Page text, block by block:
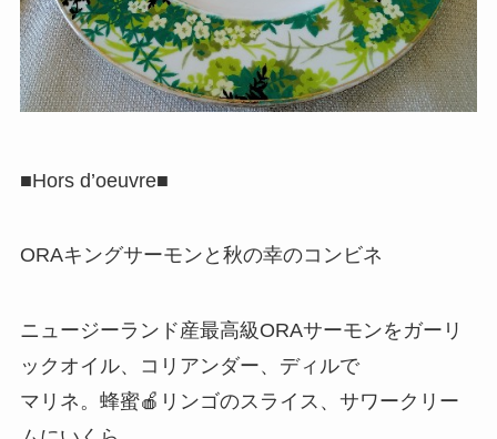
■Hors d’oeuvre■
ORAキングサーモンと秋の幸のコンビネ
ニュージーランド産最高級ORAサーモンをガーリ
ックオイル、コリアンダー、ディルで
マリネ。蜂蜜🍎リンゴのスライス、サワークリー